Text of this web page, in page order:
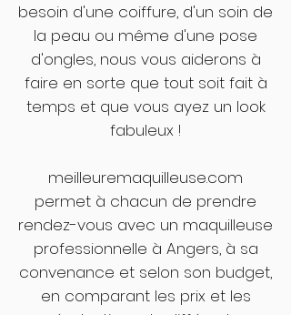
besoin d'une coiffure, d'un soin de
la peau ou même d'une pose
d'ongles, nous vous aiderons à
faire en sorte que tout soit fait à
temps et que vous ayez un look
fabuleux !
meilleuremaquilleuse.com
permet à chacun de prendre
rendez-vous avec un maquilleuse
professionnelle à Angers, à sa
convenance et selon son budget,
en comparant les prix et les